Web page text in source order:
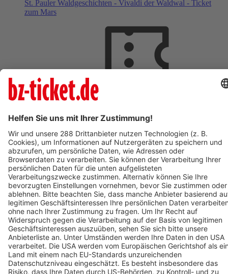
St. Pauler Waldgeschichten - Vivaldi der Waldwal - Ticket
zum Mars
ab 18,00 €
AUG
So, 09:00
St. Pauler Waldgeschichten - Vivaldi der Waldwal - Ticket
zum Mars
ab 18,00 €
AUG
9
09:00
OBERHAUSEN OBEX | Oberhausen
POLAR EXPERIENCE - Die immersive Ausstellung